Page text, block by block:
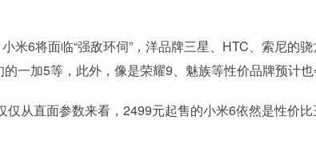
米6将面临“强敌环伺”，洋品牌三星、HTC、索尼的
一加5等，此外，像是荣耀9、魅族等性价品牌预计也
仅从直面参数来看，2499元起售的小米6依然是性价